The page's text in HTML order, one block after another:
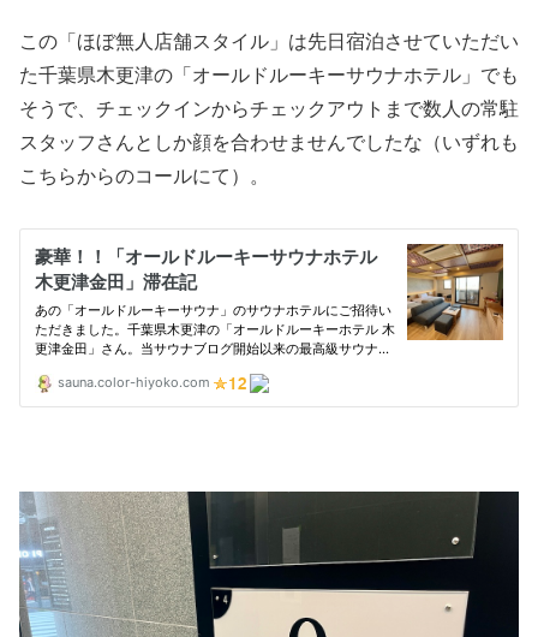
この「ほぼ無人店舗スタイル」は先日宿泊させていただい
た千葉県木更津の「オールドルーキーサウナホテル」でも
そうで、チェックインからチェックアウトまで数人の常駐
スタッフさんとしか顔を合わせませんでしたな（いずれも
こちらからのコールにて）。